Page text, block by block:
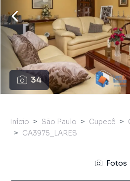
34
Início São Paulo Cupecê
CA3975_LARES
Fotos